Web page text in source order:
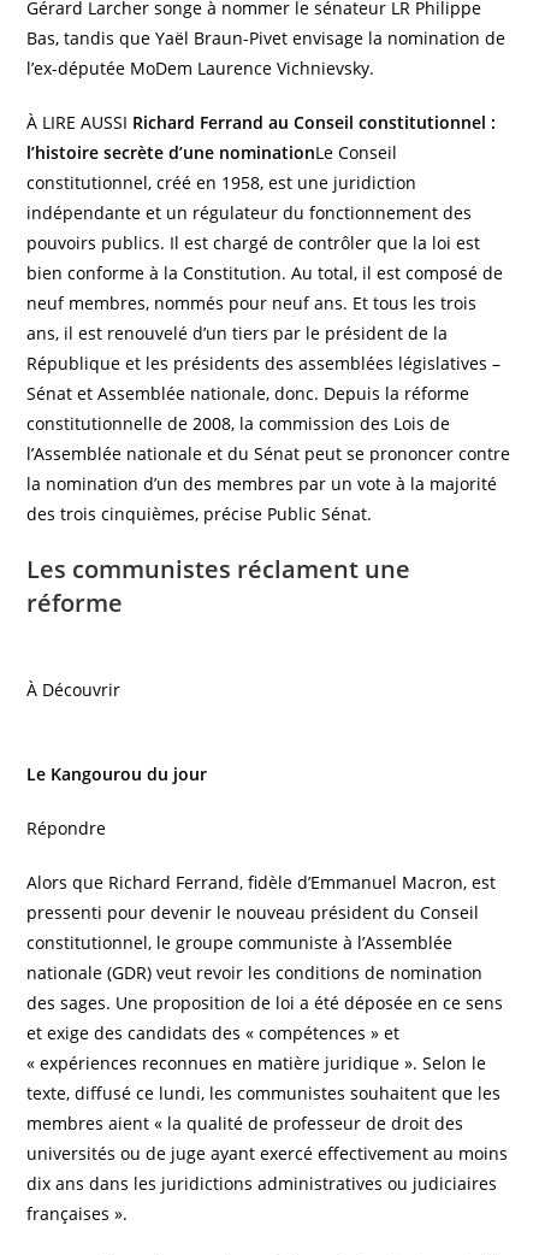
Gérard Larcher songe à nommer le sénateur LR Philippe
Bas, tandis que Yaël Braun-Pivet envisage la nomination de
l’ex-députée MoDem Laurence Vichnievsky.
À LIRE AUSSI Richard Ferrand au Conseil constitutionnel :
l’histoire secrète d’une nominationLe Conseil
constitutionnel, créé en 1958, est une juridiction
indépendante et un régulateur du fonctionnement des
pouvoirs publics. Il est chargé de contrôler que la loi est
bien conforme à la Constitution. Au total, il est composé de
neuf membres, nommés pour neuf ans. Et tous les trois
ans, il est renouvelé d’un tiers par le président de la
République et les présidents des assemblées législatives –
Sénat et Assemblée nationale, donc. Depuis la réforme
constitutionnelle de 2008, la commission des Lois de
l’Assemblée nationale et du Sénat peut se prononcer contre
la nomination d’un des membres par un vote à la majorité
des trois cinquièmes, précise Public Sénat.
Les communistes réclament une
réforme
À Découvrir
Le Kangourou du jour
Répondre
Alors que Richard Ferrand, fidèle d’Emmanuel Macron, est
pressenti pour devenir le nouveau président du Conseil
constitutionnel, le groupe communiste à l’Assemblée
nationale (GDR) veut revoir les conditions de nomination
des sages. Une proposition de loi a été déposée en ce sens
et exige des candidats des « compétences » et
« expériences reconnues en matière juridique ». Selon le
texte, diffusé ce lundi, les communistes souhaitent que les
membres aient « la qualité de professeur de droit des
universités ou de juge ayant exercé effectivement au moins
dix ans dans les juridictions administratives ou judiciaires
françaises ».